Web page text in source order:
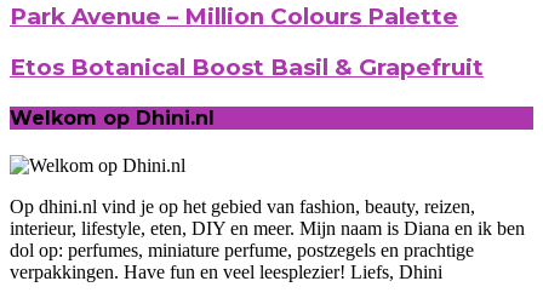
Park Avenue – Million Colours Palette
Etos Botanical Boost Basil & Grapefruit
Welkom op Dhini.nl
Op dhini.nl vind je op het gebied van fashion, beauty, reizen,
interieur, lifestyle, eten, DIY en meer. Mijn naam is Diana en ik ben
dol op: perfumes, miniature perfume, postzegels en prachtige
verpakkingen. Have fun en veel leesplezier! Liefs, Dhini